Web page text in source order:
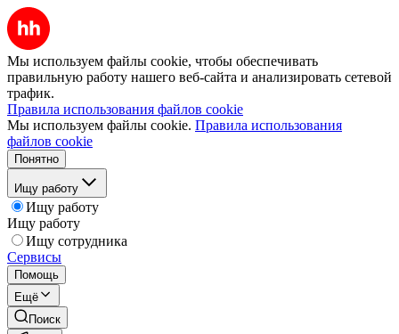
Мы используем файлы cookie, чтобы обеспечивать
правильную работу нашего веб-сайта и анализировать сетевой
трафик.
Правила использования файлов cookie
Мы используем файлы cookie. Правила использования
файлов cookie
Понятно
Ищу работу
Ищу работу
Ищу работу
Ищу сотрудника
Сервисы
Помощь
Ещё
Поиск